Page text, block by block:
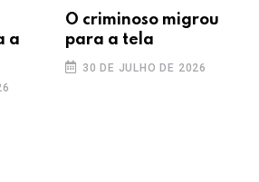
a
O criminoso migrou
para a tela
30 DE JULHO DE 2026